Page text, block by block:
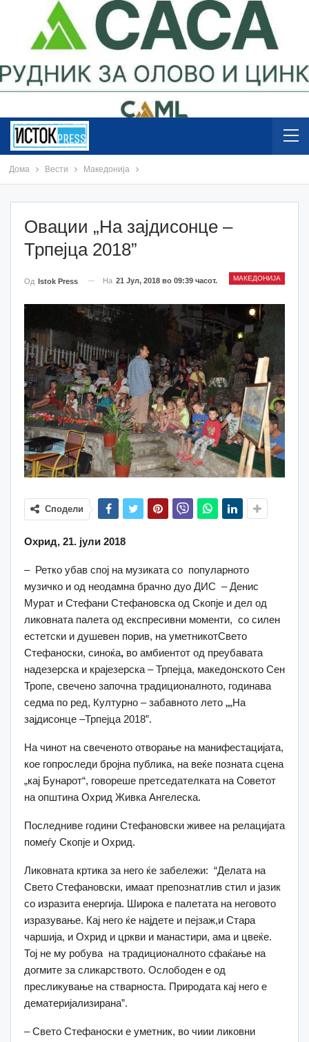
Дома Вести Македонија
Овации „На зајдисонце –
Трпејца 2018”
МАКЕДОНИЈА
Од Istok Press На 21 Јул, 2018 во 09:39 часот.
Сподели
Охрид, 21. јули 2018
– Ретко убав спој на музиката со популарното
музичко и од неодамна брачно дуо ДИС – Денис
Мурат и Стефани Стефановска од Скопје и дел од
ликовната палета од експресивни моменти, со силен
естетски и душевен порив, на уметникотСвето
Стефаноски, синоќа, во амбиентот од преубавата
надезерска и крајезерска – Трпејца, македонското Сен
Тропе, свечено започна традиционалното, годинава
седма по ред, Културно – забавното лето „„На
зајдисонце –Трпејца 2018”.
На чинот на свеченото отворање на манифестацијата,
кое гопроследи бројна публика, на веќе позната сцена
„кај Бунарот“, говореше претседателката на Советот
на општина Охрид Живка Ангелеска.
Последниве години Стефановски живее на релацијата
помеѓу Скопје и Охрид.
Ликовната кртика за него ќе забележи: “Делата на
Свето Стефановски, имаат препознатлив стил и јазик
со изразита енергија. Широка е палетата на неговото
изразување. Кај него ќе најдете и пејзаж,и Стара
чаршија, и Охрид и цркви и манастири, ама и цвеќе.
Тој не му робува на традиционалното сфаќање на
догмите за сликарството. Ослободен е од
пресликување на стварноста. Природата кај него е
дематеријализирана”.
– Свето Стефаноски е уметник, во чиии ликовни